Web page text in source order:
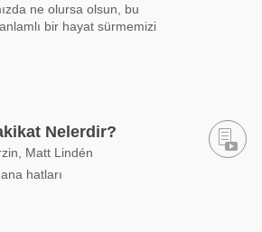
ne olursa olsun, bu
bir hayat sürmemizi
Nelerdir?
Matt Lindén
hatları